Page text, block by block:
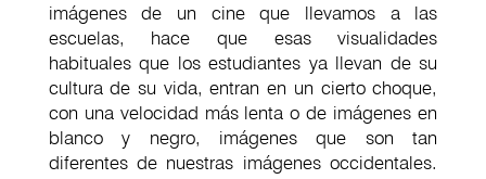
imágenes de un cine que llevamos a las
escuelas, hace que esas visualidades
habituales que los estudiantes ya llevan de su
cultura de su vida, entran en un cierto choque,
con una velocidad más lenta o de imágenes en
blanco y negro, imágenes que son tan
diferentes de nuestras imágenes occidentales.